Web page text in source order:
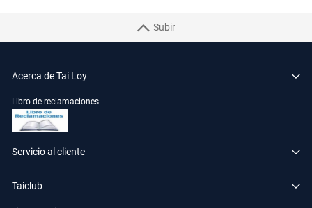
Subir
Acerca de Tai Loy
Libro de reclamaciones
Servicio al cliente
Taiclub